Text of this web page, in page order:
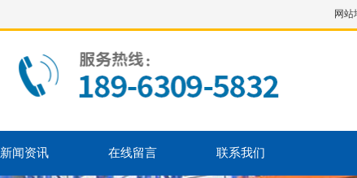
网站
新闻资讯 在线留言 联系我们